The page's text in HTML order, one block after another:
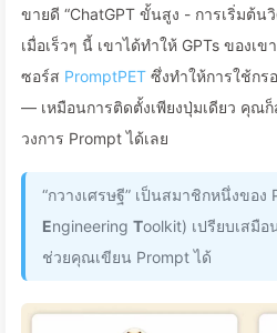
ขายดี “ChatGPT ขั้นสูง - การเริ่มต้น
เมื่อเร็วๆ นี้ เขาได้ทำให้ GPTs ของเ
ซอร์ส PromptPET ซึ่งทำให้การใช้กร
— เหมือนการติดตั้งเพียงปุ่มเดียว คุณ
วงการ Prompt ได้เลย
“กวางเศรษฐี” เป็นสมาชิกหนึ่งของ
Engineering Toolkit) เปรียบเสมื
ช่วยคุณเขียน Prompt ได้